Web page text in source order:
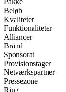
Pakke
Beløb
Kvaliteter
Funktionaliteter
Alliancer
Brand
Sponsorat
Provisionstager
Netværkspartner
Pressezone
Ring